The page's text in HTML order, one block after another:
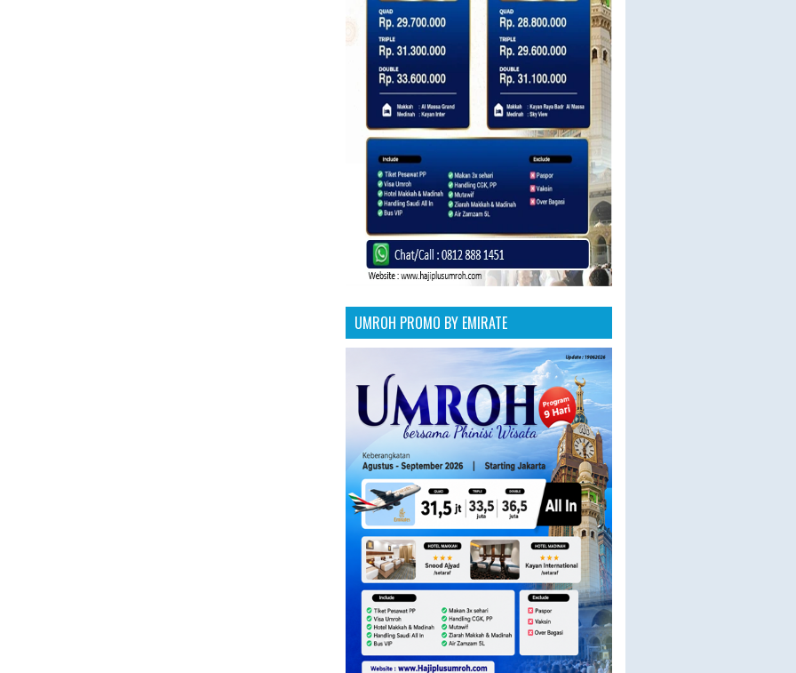
UMROH PROMO BY EMIRATE
UMROH 9 HARI DARI TERNATE BY GARUDA